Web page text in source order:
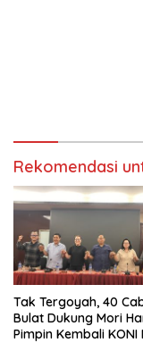
Rekomendasi
Tak Tergoyah, 40
Bulat Dukung Mori
Pimpin Kembali KONI